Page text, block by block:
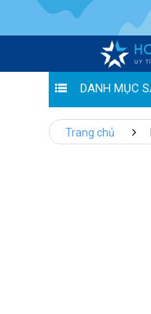
DANH MỤC
Trang chủ